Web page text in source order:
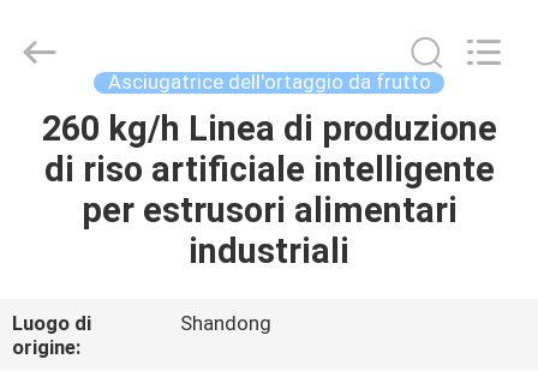
CASA
PRODOTTI
NOI
frenchfriesline.com.
Reserved.
Developed
Asciugatrice dell'ortaggio da frutto
260 kg/h Linea di produzione
di riso artificiale intelligente
per estrusori alimentari
industriali
Luogo di
origine:
Shandong